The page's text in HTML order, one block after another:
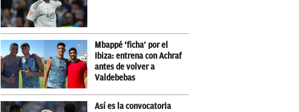
Mbappé ‘ficha’ por el
Ibiza: entrena con Achraf
antes de volver a
Valdebebas
Así es la convocatoria